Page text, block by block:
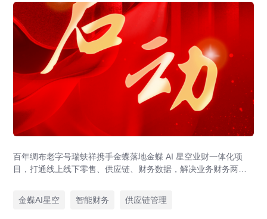
百年绸布老字号瑞蚨祥携手金蝶落地金蝶 AI 星空业财一体化项
目，打通线上线下零售、供应链、财务数据，解决业务财务两张
金蝶AI星空
智能财务 供应链管理